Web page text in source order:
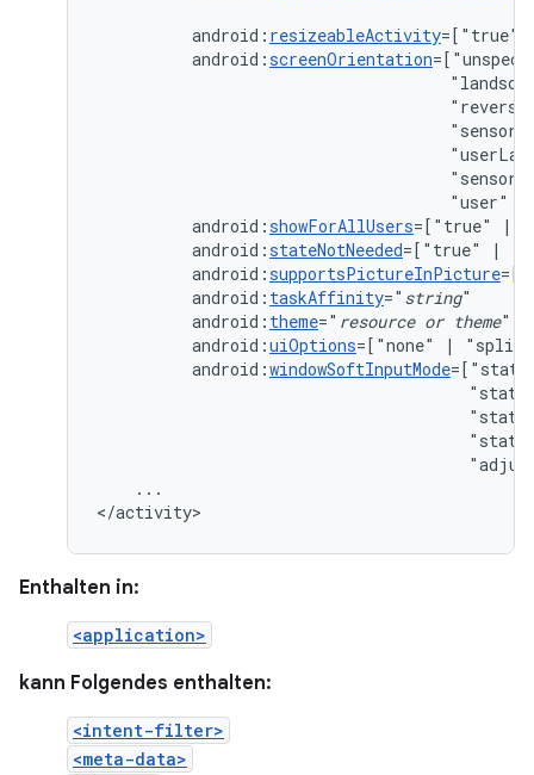
android: resizeableActivity=["true"
android:screenOrientation
"sensor"
"user"
android:showForAllUsers=["true"
|
android:stateNotNeeded=["true"
|
android:supportsPictureInPicture
android: taskAffinity=" string
android: theme=" resource or theme
android:uiOptions=["none"
|
android:windowSoftInputMode
...
</activity>
Enthalten in:
<application>
kann Folgendes enthalten:
<intent-filter>
<meta-data>